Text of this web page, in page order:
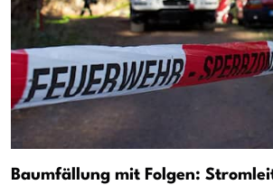
Baumfällung mit Folgen: